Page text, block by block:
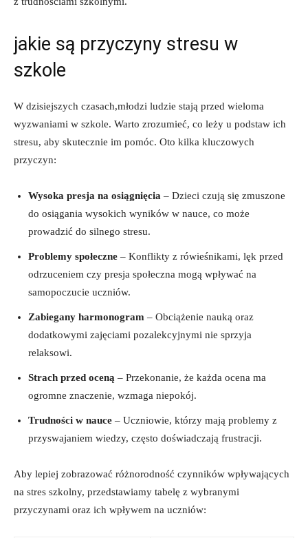
jakie są przyczyny stresu w
szkole
W dzisiejszych czasach,młodzi ludzie stają przed wieloma
wyzwaniami ‌w szkole. Warto zrozumieć, co leży u podstaw ich
stresu, aby ‌skutecznie im pomóc. Oto kilka kluczowych‌
przyczyn:
Wysoka presja na‌ osiągnięcia ‍– Dzieci czują się zmuszone
do osiągania⁣ wysokich ‍wyników w nauce, co ​może
prowadzić do silnego stresu.
Problemy społeczne ⁤– Konflikty z rówieśnikami, lęk przed
odrzuceniem czy presja‍ społeczna mogą wpływać na
‍samopoczucie uczniów.
Zabiegany harmonogram – Obciążenie nauką oraz
dodatkowymi zajęciami‍ pozalekcyjnymi ⁣nie sprzyja
relaksowi.
Strach przed oceną – Przekonanie, że ‌każda ocena ma
ogromne znaczenie, wzmaga​ niepokój.
Trudności w nauce ‌– Uczniowie, którzy mają problemy z
przyswajaniem wiedzy, często doświadczają frustracji.
Aby lepiej zobrazować różnorodność czynników wpływających
‍na stres szkolny, przedstawiamy tabelę z wybranymi
przyczynami ‌oraz ich wpływem na‌ uczniów: